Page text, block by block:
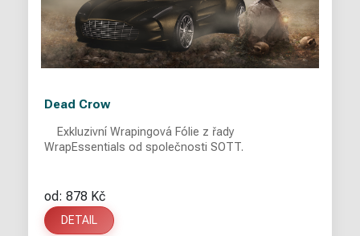
Dead Crow
WrapEssentials od společnosti SOTT.
od: 878 Kč
DETAIL